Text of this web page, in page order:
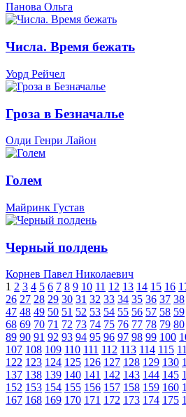
Панова Ольга
Числа. Время бежать
Уорд Рейчел
Гроза в Безначалье
Олди Генри Лайон
Голем
Майринк Густав
Черный полдень
Корнев Павел Николаевич
1 2 3 4 5 6 7 8 9 10 11 12 13 14 15 16
26 27 28 29 30 31 32 33 34 35 36 37 38
47 48 49 50 51 52 53 54 55 56 57 58 59
68 69 70 71 72 73 74 75 76 77 78 79 80
89 90 91 92 93 94 95 96 97 98 99 100
107 108 109 110 111 112 113 114 115
122 123 124 125 126 127 128 129 130
137 138 139 140 141 142 143 144 145
152 153 154 155 156 157 158 159 160
167 168 169 170 171 172 173 174 175